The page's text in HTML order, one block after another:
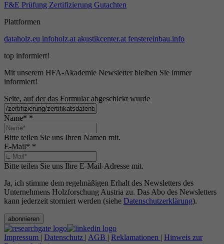
F&E Prüfung Zertifizierung Gutachten
Plattformen
dataholz.eu infoholz.at akustikcenter.at fenstereinbau.info
top informiert!
Mit unserem HFA-Akademie Newsletter bleiben Sie immer
informiert!
Seite, auf der das Formular abgeschickt wurde
Name* *
Bitte teilen Sie uns Ihren Namen mit.
E-Mail* *
Bitte teilen Sie uns Ihre E-Mail-Adresse mit.
Ja, ich stimme dem regelmäßigen Erhalt des Newsletters des
Unternehmens Holzforschung Austria zu. Das Abo des Newsletters
kann jederzeit storniert werden (siehe Datenschutzerklärung).
abonnieren
Impressum | Datenschutz | AGB | Reklamationen | Hinweis zur